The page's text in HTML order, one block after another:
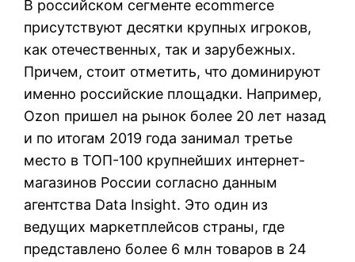
В российском сегменте ecommerce
присутствуют десятки крупных игроков,
как отечественных, так и зарубежных.
Причем, стоит отметить, что доминируют
именно российские площадки. Например,
Ozon пришел на рынок более 20 лет назад
и по итогам 2019 года занимал третье
место в ТОП-100 крупнейших интернет-
магазинов России согласно данным
агентства Data Insight. Это один из
ведущих маркетплейсов страны, где
представлено более 6 млн товаров в 24